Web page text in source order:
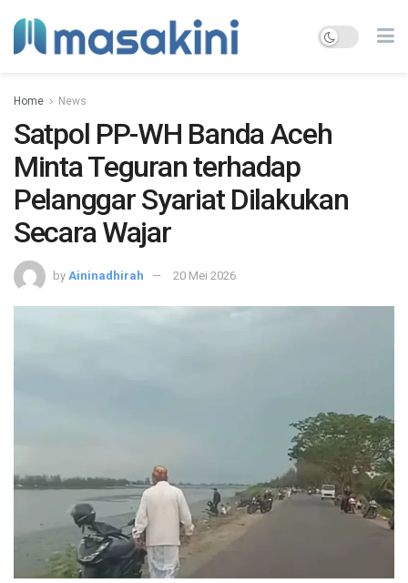
Home News
Satpol PP-WH Banda Aceh
Minta Teguran terhadap
Pelanggar Syariat Dilakukan
Secara Wajar
by Aininadhirah 20 Mei 2026